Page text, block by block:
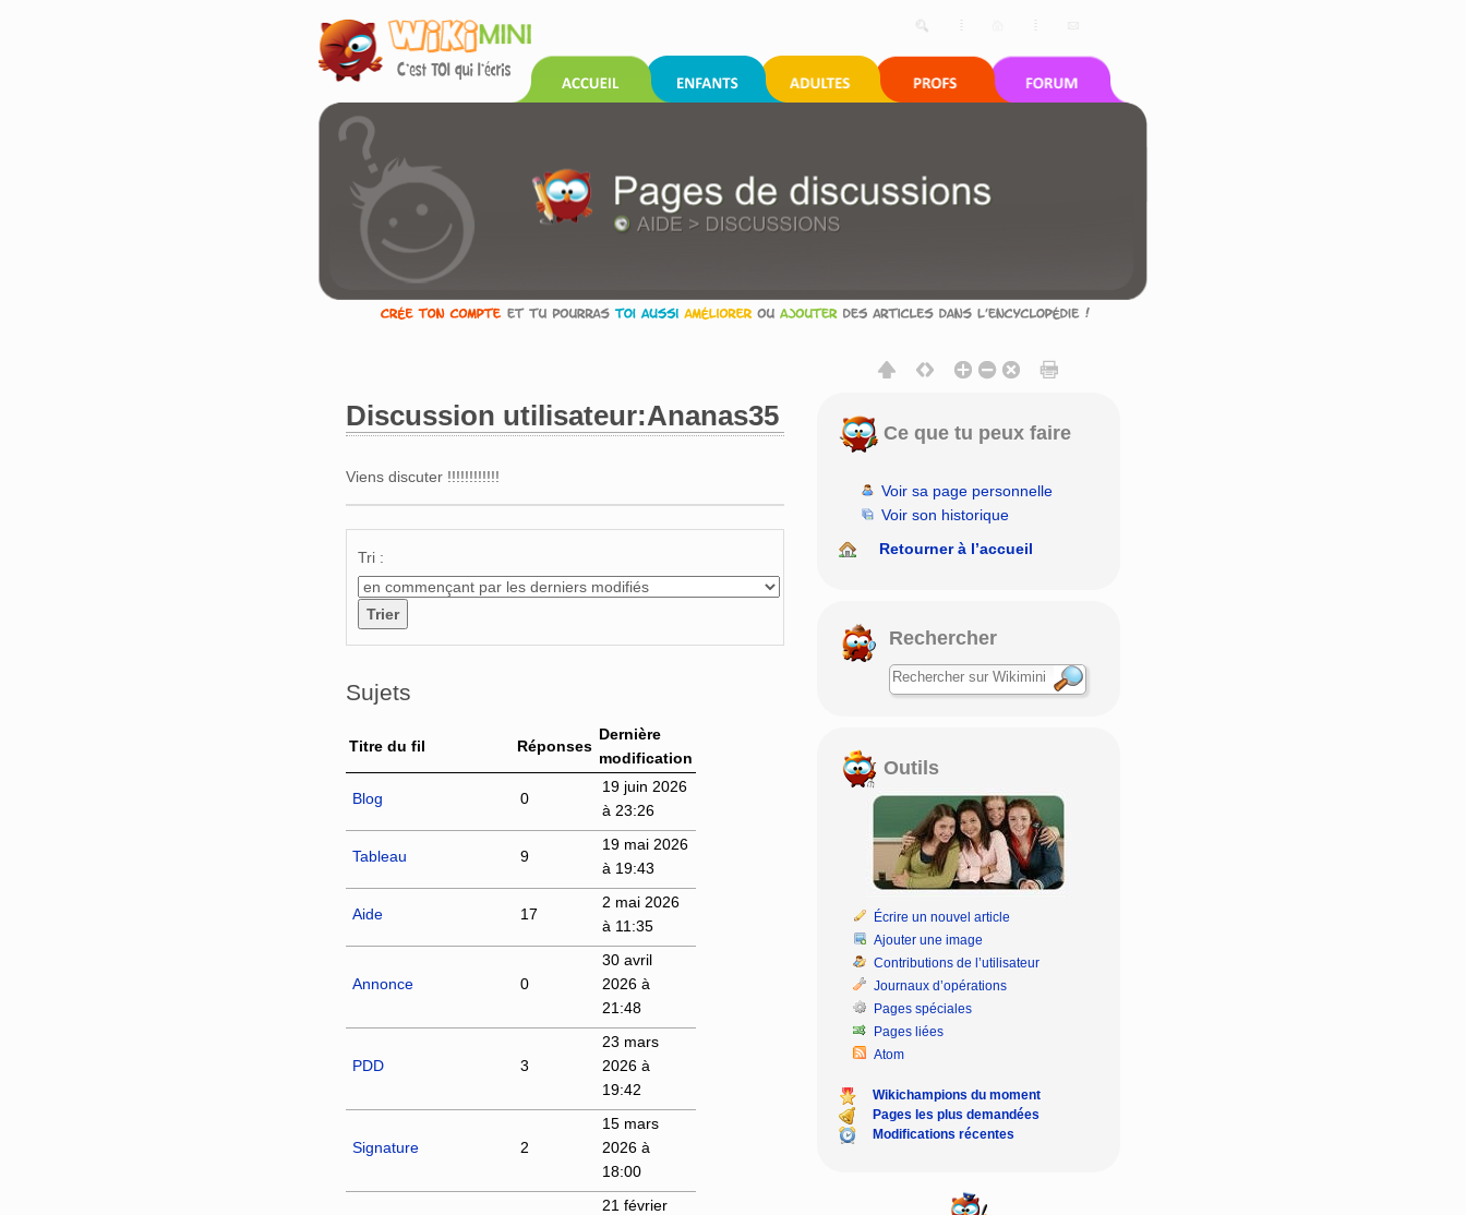
Discussion utilisateur:Ananas35
Viens discuter !!!!!!!!!!!!
Tri :
Sujets
Titre du fil Réponses
Dernière
modification
Blog 0
19 juin 2026
à 23:26
Tableau 9
19 mai 2026
à 19:43
Aide 17
2 mai 2026
à 11:35
Annonce 0
30 avril
2026 à
21:48
PDD 3
23 mars
2026 à
19:42
Signature 2
15 mars
2026 à
18:00
21 février
Ce que tu peux faire
Voir sa page personnelle
Voir son historique
Retourner à l’accueil
Rechercher
Outils
Écrire un nouvel article
Ajouter une image
Contributions de l’utilisateur
Journaux d’opérations
Pages spéciales
Pages liées
Atom
Wikichampions du moment
Pages les plus demandées
Modifications récentes